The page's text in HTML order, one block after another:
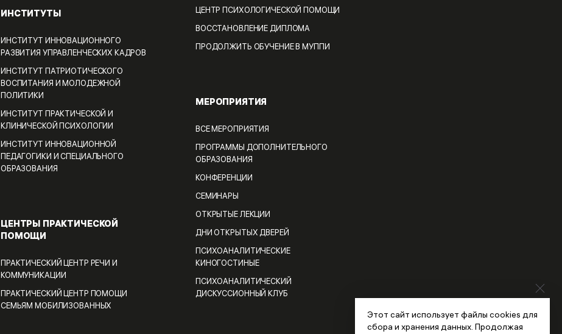
ЦЕНТР ПСИХОЛОГИЧЕСКОЙ ПОМОЩИ
ВОССТАНОВЛЕНИЕ ДИПЛОМА
ПРОДОЛЖИТЬ ОБУЧЕНИЕ В МУППИ
ИНСТИТУТЫ
ИНСТИТУТ ИННОВАЦИОННОГО
РАЗВИТИЯ УПРАВЛЕНЧЕСКИХ КАДРОВ
ИНСТИТУТ ПАТРИОТИЧЕСКОГО
ВОСПИТАНИЯ И МОЛОДЕЖНОЙ
ПОЛИТИКИ
ИНСТИТУТ ПРАКТИЧЕСКОЙ И
КЛИНИЧЕСКОЙ ПСИХОЛОГИИ
ИНСТИТУТ ИННОВАЦИОННОЙ
ПЕДАГОГИКИ И СПЕЦИАЛЬНОГО
ОБРАЗОВАНИЯ
МЕРОПРИЯТИЯ
ВСЕ МЕРОПРИЯТИЯ
ПРОГРАММЫ ДОПОЛНИТЕЛЬНОГО
ОБРАЗОВАНИЯ
КОНФЕРЕНЦИИ
СЕМИНАРЫ
ОТКРЫТЫЕ ЛЕКЦИИ
ДНИ ОТКРЫТЫХ ДВЕРЕЙ
ПСИХОАНАЛИТИЧЕСКИЕ
КИНОГОСТИНЫЕ
ПСИХОАНАЛИТИЧЕСКИЙ
ДИСКУССИОННЫЙ КЛУБ
ЦЕНТРЫ ПРАКТИЧЕСКОЙ
ПОМОЩИ
ПРАКТИЧЕСКИЙ ЦЕНТР РЕЧИ И
КОММУНИКАЦИИ
ПРАКТИЧЕСКИЙ ЦЕНТР ПОМОЩИ
СЕМЬЯМ МОБИЛИЗОВАННЫХ
Этот сайт использует файлы cookies для
сбора и хранения данных. Продолжая